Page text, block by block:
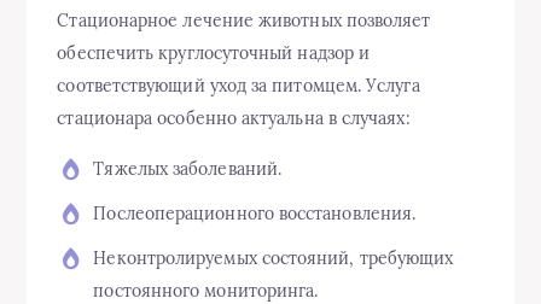
Стационарное лечение животных позволяет
обеспечить круглосуточный надзор и
соответствующий уход за питомцем. Услуга
стационара особенно актуальна в случаях:
Тяжелых заболеваний.
Послеоперационного восстановления.
Неконтролируемых состояний, требующих
постоянного мониторинга.